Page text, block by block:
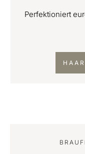
Perfektioniert